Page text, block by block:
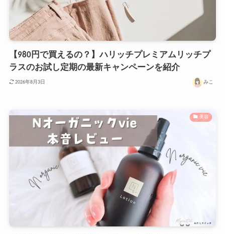
【980円で買えるの？】ハリッチプレミアムリッチプ
ラスのお試し定期の最新キャンペーンを紹介
2026年8月3日 みこ
美容